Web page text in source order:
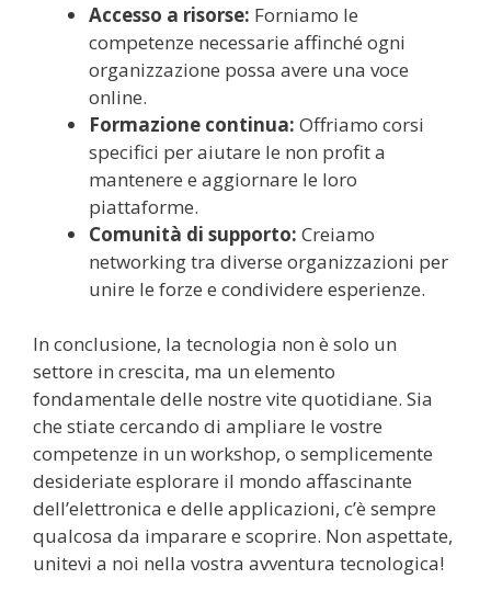
Accesso a risorse: Forniamo le
competenze necessarie affinché ogni
organizzazione possa avere una voce
online.
Formazione continua: Offriamo corsi
specifici per aiutare le non profit a
mantenere e aggiornare le loro
piattaforme.
Comunità di supporto: Creiamo
networking tra diverse organizzazioni per
unire le forze e condividere esperienze.
In conclusione, la tecnologia non è solo un
settore in crescita, ma un elemento
fondamentale delle nostre vite quotidiane. Sia
che stiate cercando di ampliare le vostre
competenze in un workshop, o semplicemente
desideriate esplorare il mondo affascinante
dell’elettronica e delle applicazioni, c’è sempre
qualcosa da imparare e scoprire. Non aspettate,
unitevi a noi nella vostra avventura tecnologica!